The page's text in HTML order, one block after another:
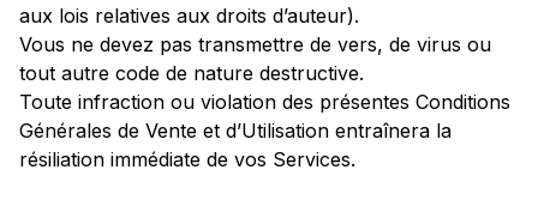
aux lois relatives aux droits d’auteur).
Vous ne devez pas transmettre de vers, de virus ou
tout autre code de nature destructive.
Toute infraction ou violation des présentes Conditions
Générales de Vente et d’Utilisation entraînera la
résiliation immédiate de vos Services.